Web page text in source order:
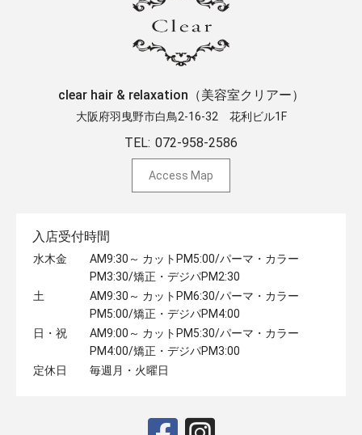
clear hair & relaxation（美容室クリアー）
大阪府羽曳野市白鳥2-16-32 ​花利ビル1F
TEL: 072-958-2586
Access Map
入店受付時間
水木金
AM9:30～ カットPM5:00/パーマ・カラー
PM3:30/矯正・デジパPM2:30
土
AM9:30～ カットPM6:30/パーマ・カラー
PM5:00/矯正・デジパPM4:00
日・祝
AM9:00～ カットPM5:30/パーマ・カラー
PM4:00/矯正・デジパPM3:00
定休日
毎週月・火曜日